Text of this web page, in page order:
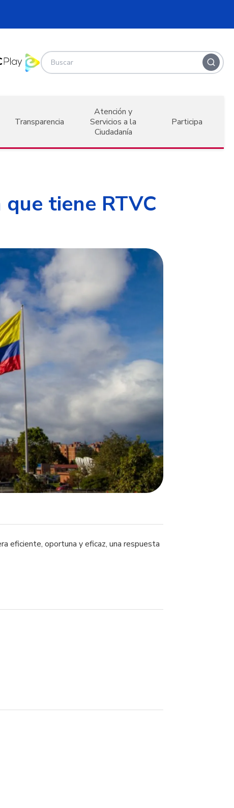
Transparencia
Atención y
Servicios a la
Ciudadanía
Participa
tiene RTVC
eficiente, oportuna y eficaz, una respuesta